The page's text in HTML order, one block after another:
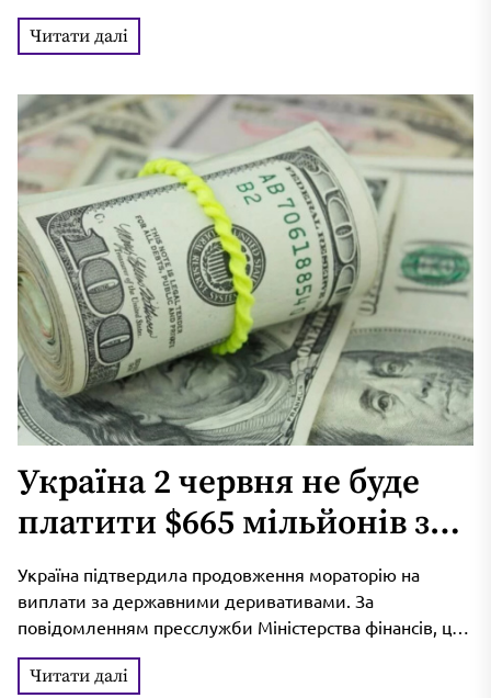
стверджує, що фірма не виконувала умови...
Читати далі
Україна 2 червня не буде
платити $665 мільйонів за
держборгом – Мінфін дав
роз’яснення
Україна підтвердила продовження мораторію на
виплати за державними деривативами. За
повідомленням пресслужби Міністерства фінансів, цей
мораторій, який був встановлений 27 серпня 2024
року, продовжуватиме діяти...
Читати далі